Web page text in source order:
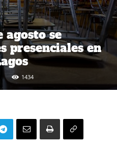
agosto se
presenciales en
1434